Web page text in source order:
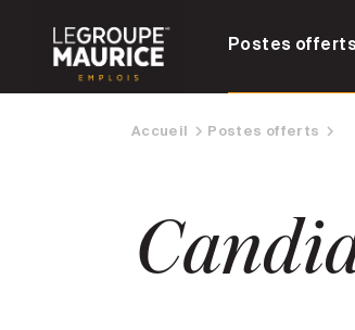
Postes offerts
Accueil Postes offerts